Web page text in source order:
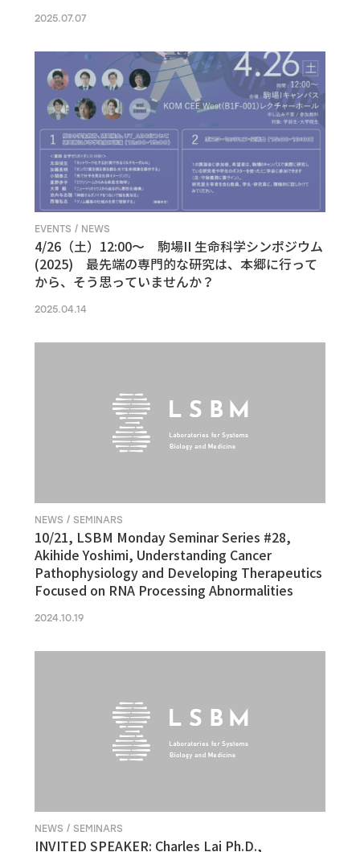
2025.07.07
EVENTS / NEWS
4/26（土）12:00〜 駒場II 生命科学シンポジウム
(2025) 最先端の専門的な研究は、本郷に行って
から、そう思っていませんか？
2025.04.14
NEWS / SEMINARS
10/21, LSBM Monday Seminar Series #28,
Akihide Yoshimi, Understanding Cancer
Pathophysiology and Developing Therapeutics
Focused on RNA Processing Abnormalities
2024.10.19
NEWS / SEMINARS
INVITED SPEAKER: Charles Lai Ph.D.,